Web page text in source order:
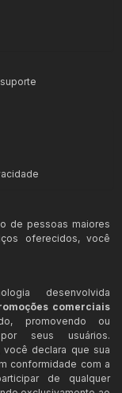
de pessoas maiores
oferecidos, você
desenvolvida
comerciais
promovendo ou
seus usuários.
você declara que sua
conformidade com a
de qualquer